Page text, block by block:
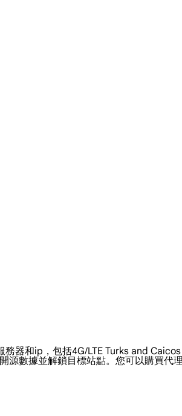
器和ip，包括4G/LTE Turks and
數據並解鎖目標站點。您可以購買代